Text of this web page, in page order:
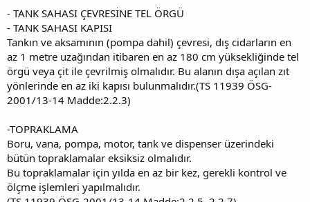
- TANK SAHASI ÇEVRESİNE TEL ÖRGÜ
- TANK SAHASI KAPISI
Tankın ve aksamının (pompa dahil) çevresi, dış cidarların en
az 1 metre uzağından itibaren en az 180 cm yüksekliğinde tel
örgü veya çit ile çevrilmiş olmalıdır. Bu alanın dışa açılan zıt
yönlerinde en az iki kapısı bulunmalıdır.(TS 11939 ÖSG-
2001/13-14 Madde:2.2.3)
-TOPRAKLAMA
Boru, vana, pompa, motor, tank ve dispenser üzerindeki
bütün topraklamalar eksiksiz olmalıdır.
Bu topraklamalar için yılda en az bir kez, gerekli kontrol ve
ölçme işlemleri yapılmalıdır.